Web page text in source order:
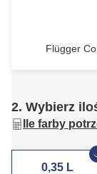
Flügger
2. Wybierz
Ile farby
0,35 L